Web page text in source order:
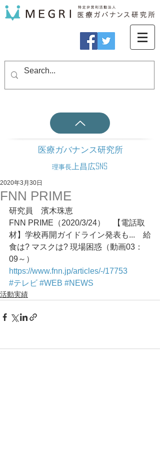
医療ガバナンス研究所
理事長 上昌広SNS
FNN PRIME
2020年3月30日
研究員　濱木珠恵
FNN PRIME（2020/3/24）　【電話取
材】学校再開ガイドライン発表も...　給
食は? マスクは? 現場困惑（動画03：
09～）
https://www.fnn.jp/articles/-/17753
#テレビ #WEB #NEWS
活動実績